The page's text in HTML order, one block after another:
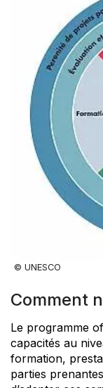
© UNESCO
Comment
Le programme
capacités au
formation,
parties